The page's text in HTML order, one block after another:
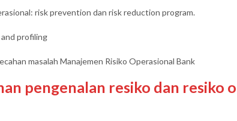
risk prevention dan risk reduction program.
profiling
masalah Manajemen Risiko Operasional Bank
pengenalan resiko dan resiko